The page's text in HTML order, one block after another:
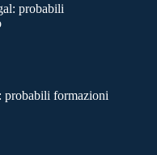
probabili
formazioni